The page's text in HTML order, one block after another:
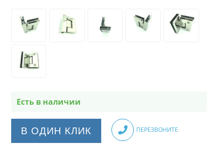
Есть в наличии
В ОДИН КЛИК ПЕРЕЗВОНИТЕ